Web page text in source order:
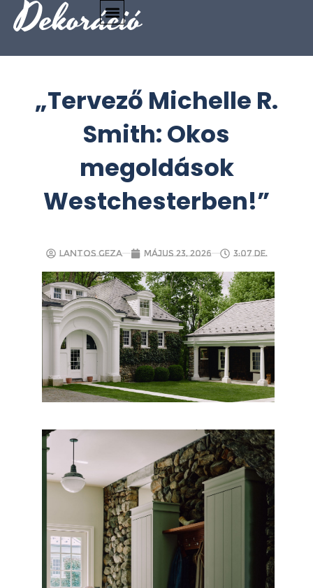
Dekoráció
„Tervező Michelle R.
Smith: Okos
megoldások
Westchesterben!”
Lantos Geza május 23, 2026 3:07 de.